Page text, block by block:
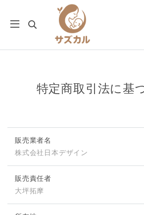
特定商取引法に基
販売業者名
株式会社日本デザイン
販売責任者
大坪拓摩